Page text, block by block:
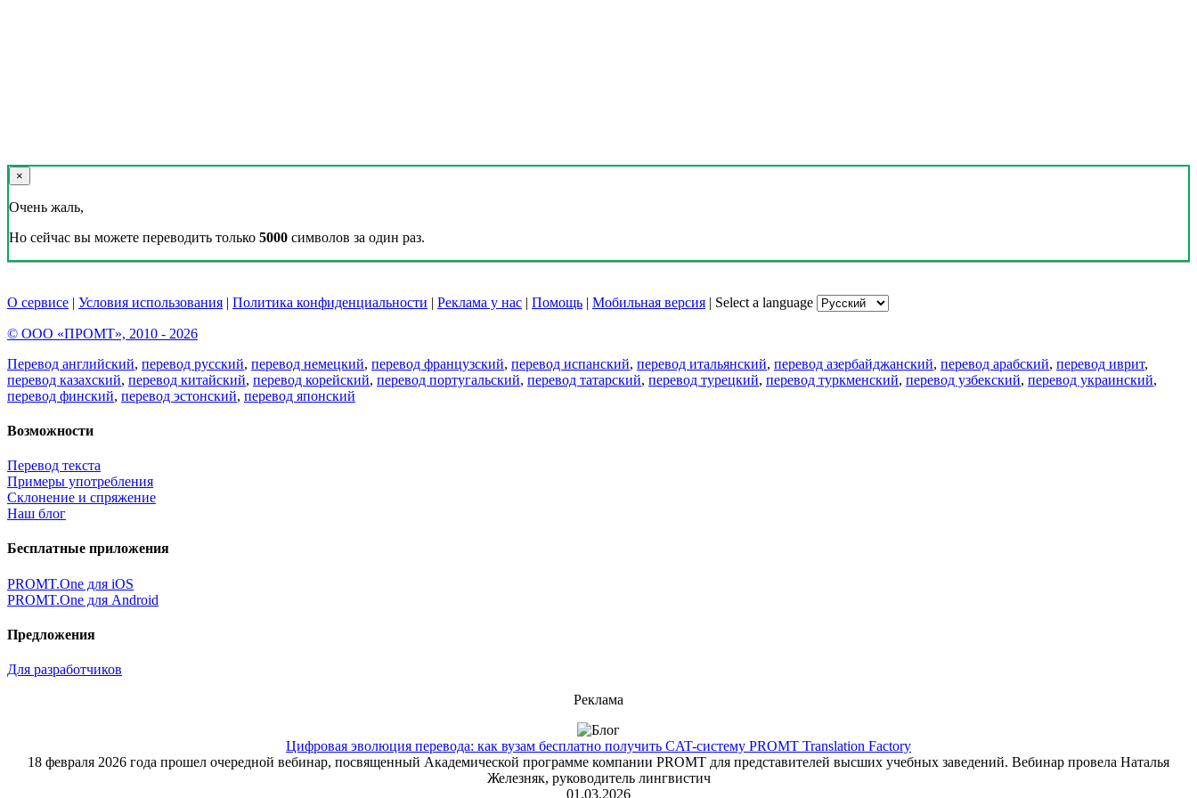
×
Очень жаль,
Но сейчас вы можете переводить только 5000 символов за один раз.
О сервисе | Условия использования | Политика конфиденциальности | Реклама у нас | Помощь | Мобильная версия | Select a language
© ООО «ПРОМТ», 2010 - 2026
Перевод английский, перевод русский, перевод немецкий, перевод французский, перевод испанский, перевод итальянский, перевод азербайджанский, перевод арабский, перевод иврит,
перевод казахский, перевод китайский, перевод корейский, перевод португальский, перевод татарский, перевод турецкий, перевод туркменский, перевод узбекский, перевод украинский,
перевод финский, перевод эстонский, перевод японский
Возможности
Перевод текста
Примеры употребления
Склонение и спряжение
Наш блог
Бесплатные приложения
PROMT.One для iOS
PROMT.One для Android
Предложения
Для разработчиков
Реклама
Цифровая эволюция перевода: как вузам бесплатно получить CAT-систему PROMT Translation Factory
18 февраля 2026 года прошел очередной вебинар, посвященный Академической программе компании PROMT для представителей высших учебных заведений. Вебинар провела Наталья
Железняк, руководитель лингвистич
01.03.2026